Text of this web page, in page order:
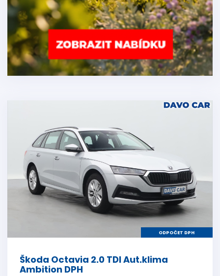
ODPOČET DPH
Škoda Octavia 2.0 TDI Aut.klima
Ambition DPH